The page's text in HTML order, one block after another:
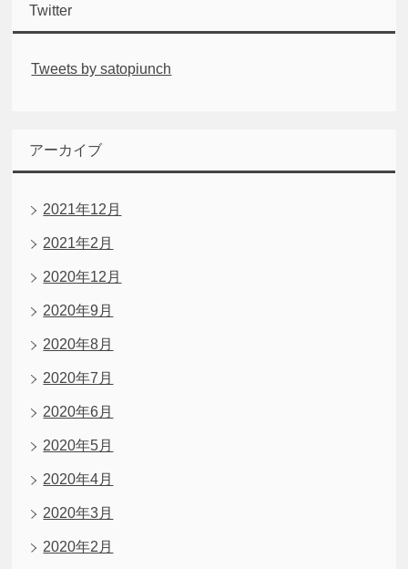
Twitter
Tweets by satopiunch
アーカイブ
2021年12月
2021年2月
2020年12月
2020年9月
2020年8月
2020年7月
2020年6月
2020年5月
2020年4月
2020年3月
2020年2月